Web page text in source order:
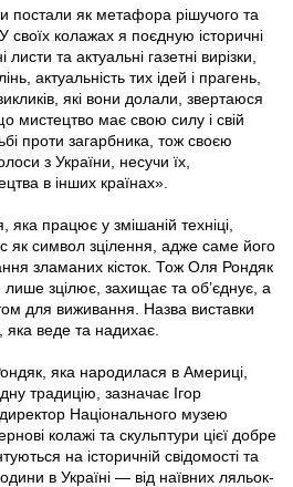
постали як метафора рішучого та
своїх колажах я поєдную історичні
та актуальні газетні вирізки,
актуальність тих ідей і прагень,
які вони долали, звертаюся
мистецтво має свою силу і свій
проти загарбника, тож своєю
з України, несучи їх,
в інших країнах».
працює у змішаній техніці,
як символ зцілення, адже саме його
зламаних кісток. Тож Оля Рондяк
зцілює, захищає та об’єднує, а
для виживання. Назва виставки
яка веде та надихає.
яка народилася в Америці,
традицію, зазначає Ігор
Національного музею
колажі та скульптури цієї добре
на історичній свідомості та
в Україні — від наївних ляльок-